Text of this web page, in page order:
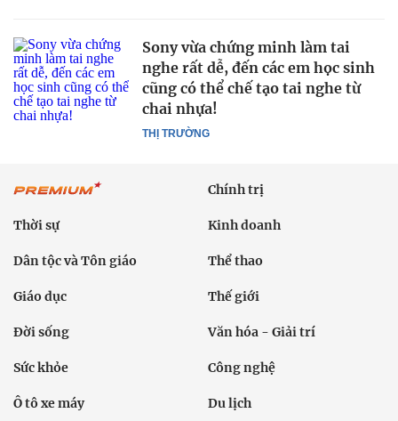
THỊ TRƯỜNG
Sony vừa chứng minh làm tai
nghe rất dễ, đến các em học sinh
cũng có thể chế tạo tai nghe từ
chai nhựa!
Chính trị
Thời sự Kinh doanh
Dân tộc và Tôn giáo Thể thao
Giáo dục Thế giới
Đời sống Văn hóa - Giải trí
Sức khỏe Công nghệ
Ô tô xe máy Du lịch